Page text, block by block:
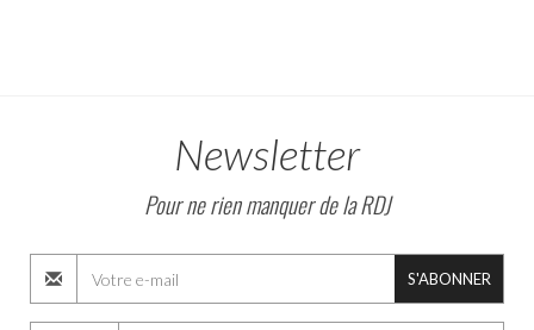
Newsletter
Pour ne rien manquer de la RDJ
S'ABONNER